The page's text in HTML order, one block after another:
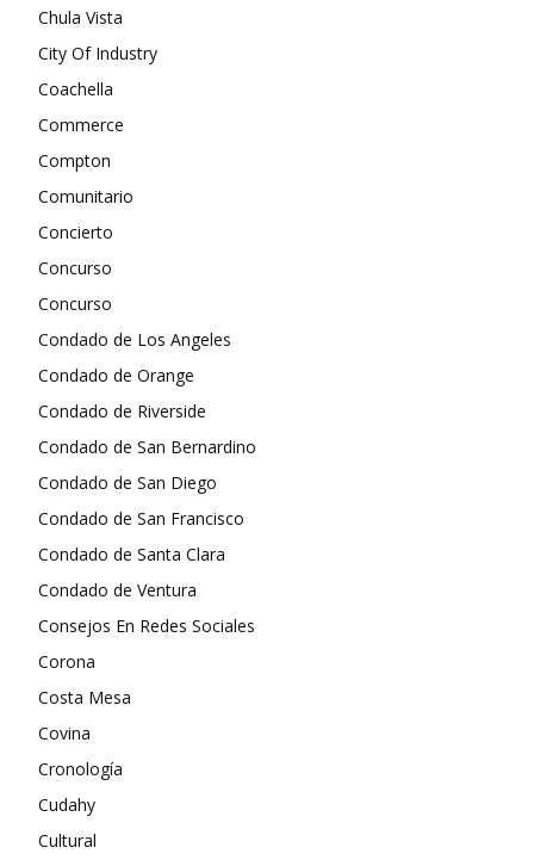
Chula Vista
City Of Industry
Coachella
Commerce
Compton
Comunitario
Concierto
Concurso
Concurso
Condado de Los Angeles
Condado de Orange
Condado de Riverside
Condado de San Bernardino
Condado de San Diego
Condado de San Francisco
Condado de Santa Clara
Condado de Ventura
Consejos En Redes Sociales
Corona
Costa Mesa
Covina
Cronología
Cudahy
Cultural